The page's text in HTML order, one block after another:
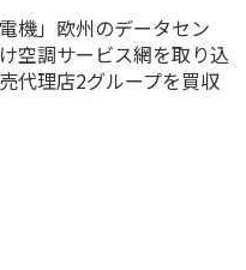
電機」欧州のデータセン
空調サービス網を取り込
代理店2グループを買収